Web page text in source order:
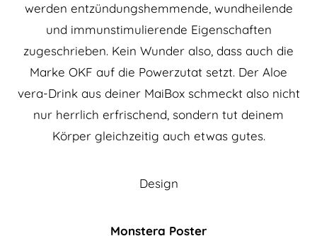
werden entzündungshemmende, wundheilende
und immunstimulierende Eigenschaften
zugeschrieben. Kein Wunder also, dass auch die
Marke OKF auf die Powerzutat setzt. Der Aloe
vera-Drink aus deiner MaiBox schmeckt also nicht
nur herrlich erfrischend, sondern tut deinem
Körper gleichzeitig auch etwas gutes.
Design
Monstera Poster